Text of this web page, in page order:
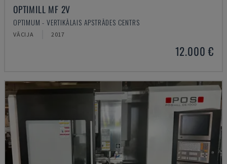
OPTIMILL MF 2V
OPTIMUM - VERTIKĀLAIS APSTRĀDES CENTRS
VĀCIJA 2017
12.000 €